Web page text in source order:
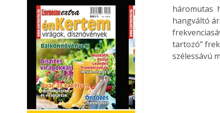
háromutas
hangváltó
tartozó"
szélessávú